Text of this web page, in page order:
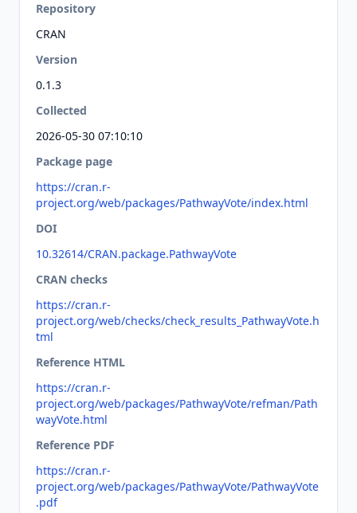
Repository
CRAN
Version
0.1.3
Collected
2026-05-30 07:10:10
Package page
https://cran.r-
project.org/web/packages/PathwayVote/index.html
DOI
10.32614/CRAN.package.PathwayVote
CRAN checks
https://cran.r-
project.org/web/checks/check_results_PathwayVote.h
tml
Reference HTML
https://cran.r-
project.org/web/packages/PathwayVote/refman/Path
wayVote.html
Reference PDF
https://cran.r-
project.org/web/packages/PathwayVote/PathwayVote
.pdf